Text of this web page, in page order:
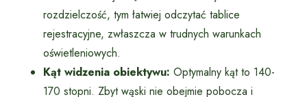
rozdzielczość, tym łatwiej odczytać tablice
rejestracyjne, zwłaszcza w trudnych warunkach
oświetleniowych.
Kąt widzenia obiektywu: Optymalny kąt to 140-
170 stopni. Zbyt wąski nie obejmie pobocza i